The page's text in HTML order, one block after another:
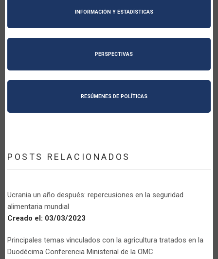
INFORMACIÓN Y ESTADÍSTICAS
PERSPECTIVAS
RESÚMENES DE POLÍTICAS
POSTS RELACIONADOS
Ucrania un año después: repercusiones en la seguridad
alimentaria mundial
Creado el: 03/03/2023
Principales temas vinculados con la agricultura tratados en la
Duodécima Conferencia Ministerial de la OMC